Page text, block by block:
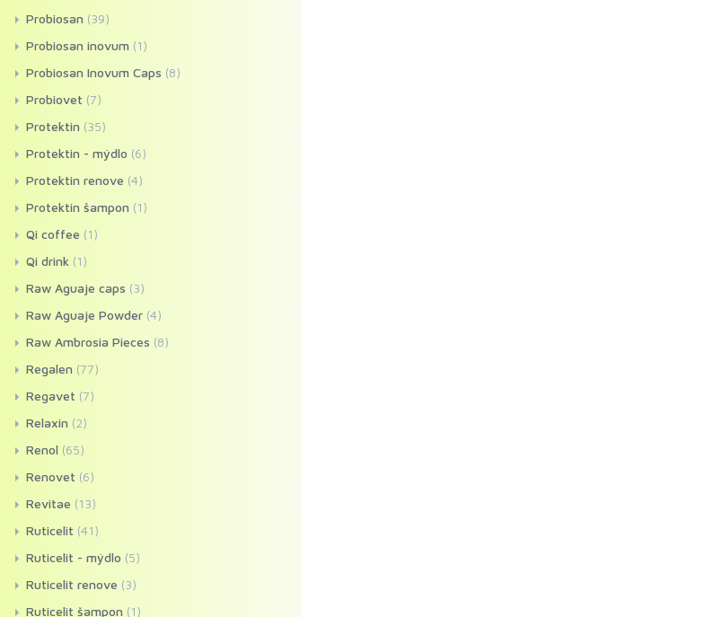
Probiosan (39)
Probiosan inovum (1)
Probiosan Inovum Caps (8)
Probiovet (7)
Protektin (35)
Protektin - mýdlo (6)
Protektin renove (4)
Protektin šampon (1)
Qi coffee (1)
Qi drink (1)
Raw Aguaje caps (3)
Raw Aguaje Powder (4)
Raw Ambrosia Pieces (8)
Regalen (77)
Regavet (7)
Relaxin (2)
Renol (65)
Renovet (6)
Revitae (13)
Ruticelit (41)
Ruticelit - mýdlo (5)
Ruticelit renove (3)
Ruticelit šampon (1)